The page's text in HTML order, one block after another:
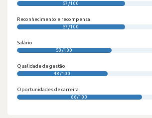
57/100
Reconhecimento e recompensa
57/100
Salário
50/100
Qualidade de gestão
48/100
Oportunidades de carreira
66/100